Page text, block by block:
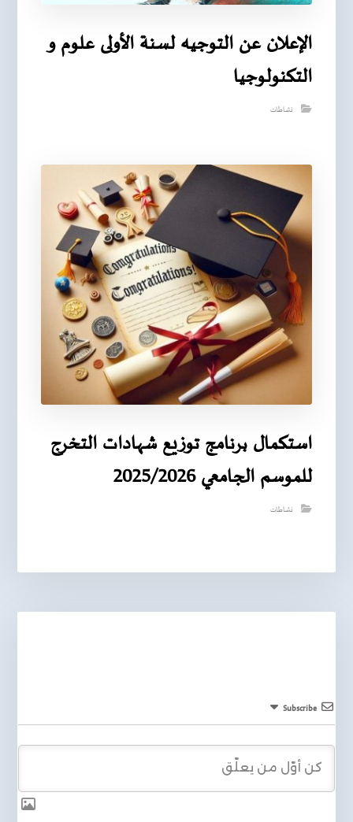
الإعلان عن التوجيه لسنة الأولى علوم و
التكنولوجيا
نشاطات
استكمال برنامج توزيع شهادات التخرج
للموسم الجامعي 2025/2026
نشاطات
Subscribe